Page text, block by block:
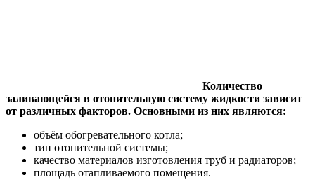
Количество
заливающейся в отопительную систему жидкости зависит
от различных факторов. Основными из них являются:
объём обогревательного котла;
тип отопительной системы;
качество материалов изготовления труб и радиаторов;
площадь отапливаемого помещения.